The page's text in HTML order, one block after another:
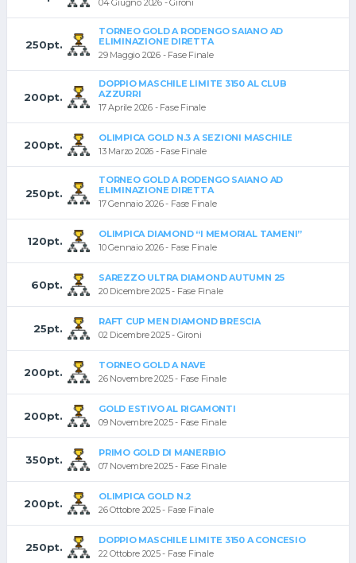
04 Giugno 2026 - Gironi
250pt.
TORNEO GOLD A RODENGO SAIANO AD
ELIMINAZIONE DIRETTA
29 Maggio 2026 - Fase Finale
200pt.
DOPPIO MASCHILE LIMITE 3150 AL CLUB
AZZURRI
17 Aprile 2026 - Fase Finale
200pt.
OLIMPICA GOLD N.3 A SEZIONI MASCHILE
13 Marzo 2026 - Fase Finale
250pt.
TORNEO GOLD A RODENGO SAIANO AD
ELIMINAZIONE DIRETTA
17 Gennaio 2026 - Fase Finale
120pt.
OLIMPICA DIAMOND “I MEMORIAL TAMENI”
10 Gennaio 2026 - Fase Finale
60pt.
SAREZZO ULTRA DIAMOND AUTUMN 25
20 Dicembre 2025 - Fase Finale
25pt.
RAFT CUP MEN DIAMOND BRESCIA
02 Dicembre 2025 - Gironi
200pt.
TORNEO GOLD A NAVE
26 Novembre 2025 - Fase Finale
200pt.
GOLD ESTIVO AL RIGAMONTI
09 Novembre 2025 - Fase Finale
350pt.
PRIMO GOLD DI MANERBIO
07 Novembre 2025 - Fase Finale
200pt.
OLIMPICA GOLD N.2
26 Ottobre 2025 - Fase Finale
250pt.
DOPPIO MASCHILE LIMITE 3150 A CONCESIO
22 Ottobre 2025 - Fase Finale